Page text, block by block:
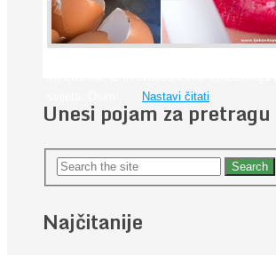
Nastavi čitati
Unesi pojam za pretragu
Najčitanije